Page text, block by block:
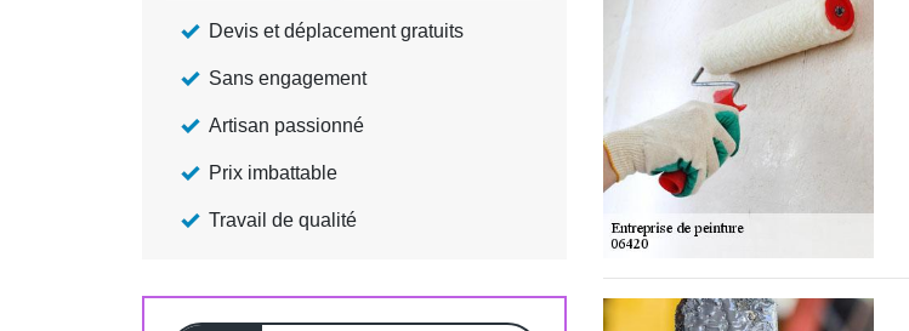
Devis et déplacement gratuits
Sans engagement
Artisan passionné
Prix imbattable
Travail de qualité